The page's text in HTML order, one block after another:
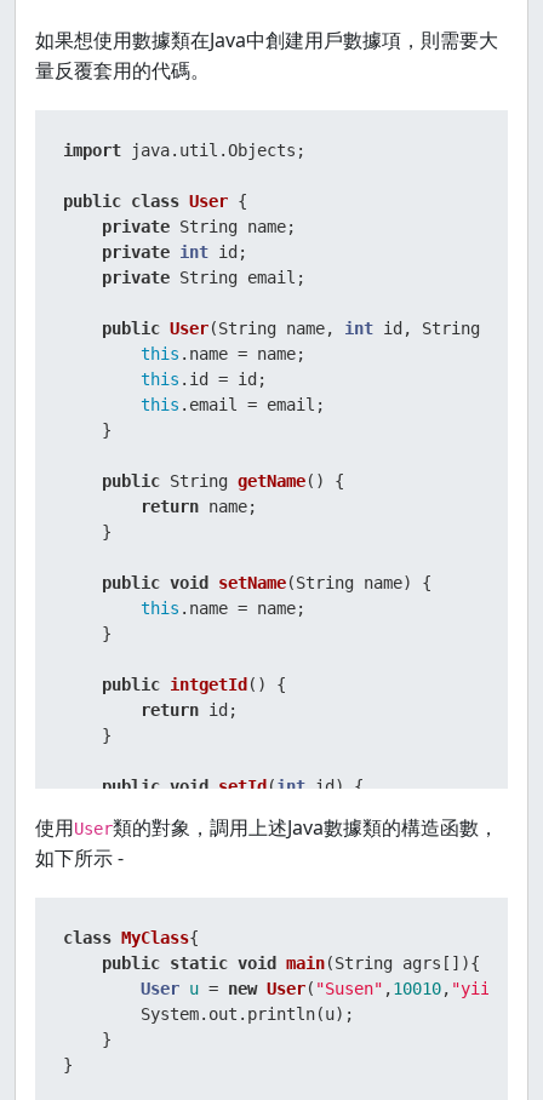
如果想使用數據類在Java中創建用戶數據項，則需要大
量反覆套用的代碼。
import java.util.Objects;
public class User {
private String name;
private int id;
private String email;
public User(String name, int id, String
this .name = name;
this .id = id;
this .email = email;
    }
public String getName()
{
return name;
    }
public void setName(String name)
{
this .name = name;
    }
public intgetId ()
{
return id;
    }
public void setId(int id)
{
    }
    }
public void setEmail(String email) {
this.email = email;
    }
使用User類的對象，調用上述Java數據類的構造函數，
如下所示 -
class MyClass{
public static void main(String agrs[]){
User u = new User( "Susen" ,10010,
        System.out.println(u);
    }
}